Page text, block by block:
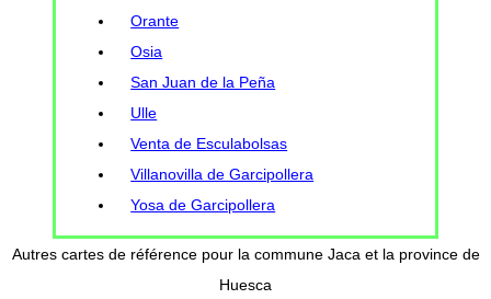
Orante
Osia
San Juan de la Peña
Ulle
Venta de Esculabolsas
Villanovilla de Garcipollera
Yosa de Garcipollera
Autres cartes de référence pour la commune Jaca et la province de
Huesca